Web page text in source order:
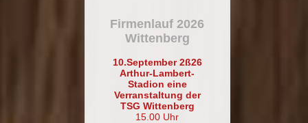
Firmenlauf 2026
Wittenberg
10.September 2ß26
Arthur-Lambert-
Stadion eine
Verranstaltung der
TSG Wittenberg
15.00 Uhr